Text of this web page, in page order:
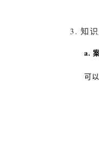
3. 知
a.
可